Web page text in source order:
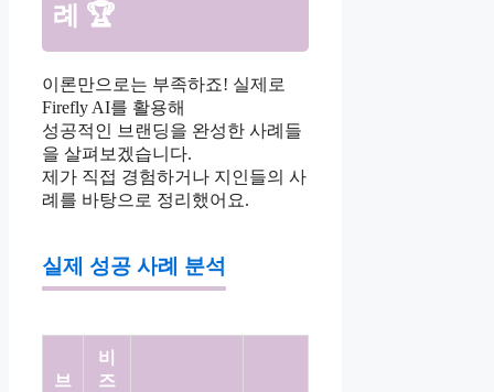
례 🏆
이론만으로는 부족하죠! 실제로
Firefly AI를 활용해
성공적인 브랜딩을 완성한 사례들
을 살펴보겠습니다.
제가 직접 경험하거나 지인들의 사
례를 바탕으로 정리했어요.
실제 성공 사례 분석
브
비
즈